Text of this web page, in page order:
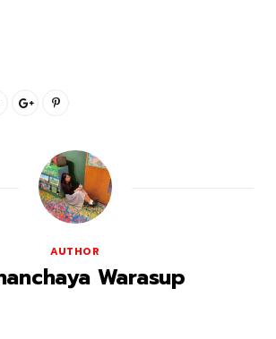
AUTHOR
Warasup